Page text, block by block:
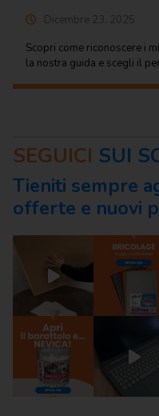
Dicembre 23, 2025
Scopri come riconoscere i
la nostra guida e scegli il
SEGUICI SUI
Tieniti sempre
offerte e nuovi